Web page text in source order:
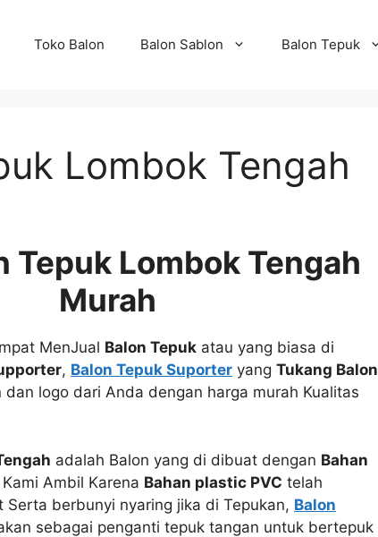
Toko Balon Balon Sablon Balon Tepuk
Lombok Tengah
Tepuk Lombok Tengah
Murah
MenJual Balon Tepuk atau yang biasa di
, Balon Tepuk Suporter yang Tukang Balon
logo dari Anda dengan harga murah Kualitas
adalah Balon yang di dibuat dengan Bahan
Ambil Karena Bahan plastic PVC telah
Serta berbunyi nyaring jika di Tepukan, Balon
sebagai penganti tepuk tangan untuk bertepuk